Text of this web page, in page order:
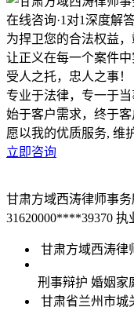
在线咨询·1对1深度解
为捍卫您的合法权益，
让正义在每一个案件
受人之托，忠人之事！
专业于法律，专一于当
始于客户需求，终于客
愿以我的优质服务, 维
立即咨询
甘肃方域西涛律师事务
31620000****39370 执
甘肃方域西涛律
刑事辩护 婚姻家
甘肃省兰州市城